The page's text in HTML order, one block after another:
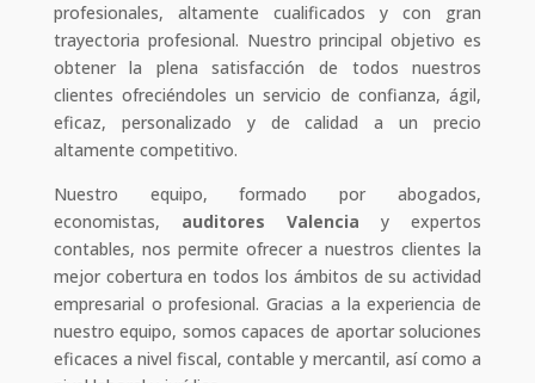
profesionales, altamente cualificados y con gran
trayectoria profesional. Nuestro principal objetivo es
obtener la plena satisfacción de todos nuestros
clientes ofreciéndoles un servicio de confianza, ágil,
eficaz, personalizado y de calidad a un precio
altamente competitivo.
Nuestro equipo, formado por abogados,
economistas, auditores Valencia y expertos
contables, nos permite ofrecer a nuestros clientes la
mejor cobertura en todos los ámbitos de su actividad
empresarial o profesional. Gracias a la experiencia de
nuestro equipo, somos capaces de aportar soluciones
eficaces a nivel fiscal, contable y mercantil, así como a